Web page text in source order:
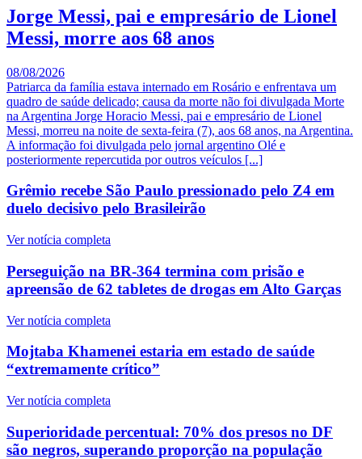
Jorge Messi, pai e empresário de Lionel
Messi, morre aos 68 anos
08/08/2026
Patriarca da família estava internado em Rosário e enfrentava um
quadro de saúde delicado; causa da morte não foi divulgada Morte
na Argentina Jorge Horacio Messi, pai e empresário de Lionel
Messi, morreu na noite de sexta-feira (7), aos 68 anos, na Argentina.
A informação foi divulgada pelo jornal argentino Olé e
posteriormente repercutida por outros veículos [...]
Grêmio recebe São Paulo pressionado pelo Z4 em
duelo decisivo pelo Brasileirão
Ver notícia completa
Perseguição na BR-364 termina com prisão e
apreensão de 62 tabletes de drogas em Alto Garças
Ver notícia completa
Mojtaba Khamenei estaria em estado de saúde
“extremamente crítico”
Ver notícia completa
Superioridade percentual: 70% dos presos no DF
são negros, superando proporção na população